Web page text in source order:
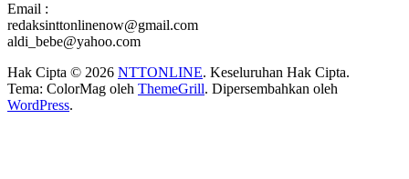
Email :
redaksinttonlinenow@gmail.com
aldi_bebe@yahoo.com
Hak Cipta © 2026 NTTONLINE. Keseluruhan Hak Cipta.
Tema: ColorMag oleh ThemeGrill. Dipersembahkan oleh
WordPress.